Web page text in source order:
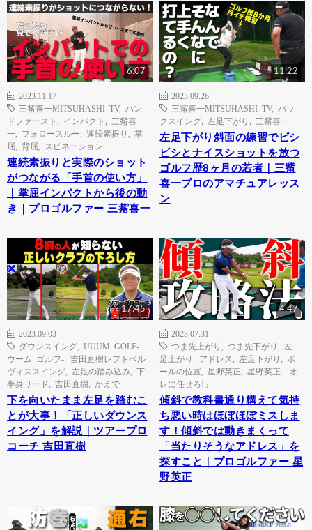
6:07
2023.11.17
三觜喜一MITSUHASHI TV, ハン
ドファースト
インパクト
三觜喜
一
フォロースルー 連続素振り
掌
屈
背屈 スピネーション
連続素振りと実際のショット
がつながる「手首の使い方」
｜掌屈インパクトから後の動
き｜プロゴルファー 三觜喜一
11:22
2023.09.26
三觜喜一MITSUHASHI TV, バッ
クスイング
左足下がり 三觜喜一
左足下がり斜面の練習でビシ
ビシとナイスショットを放つ
ゴルフ歴8ヶ月の若者｜三觜
喜一プロのアマチュアレッス
ン
17:45
2023.09.03
ダウンスイング
UUUM GOLF-
ウーム ゴルフ-
吉田直樹レフトペル
ヴィススイング
左足の踏み込み
下
半身リード
吉田直樹 かえで
下を向いたまま左足を踏むこ
とが大事！「正しいダウンス
イング」を解説｜ツアープロ
コーチ 吉田直樹
4:47
2023.07.31
つま先上がり
つま先下がり
左
足上がり
アドレス 左足下がり
ボ
ールの位置
星野英正
星野英正「オ
レに任せろ!」
傾斜で教科書通り構えて気持
ち悪い時はほぼほぼミスしま
す！傾斜では動きまくって
「当たりそうなアドレス」を
探すこと｜プロゴルファー 星
野英正